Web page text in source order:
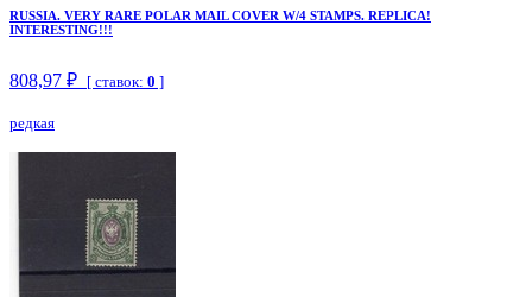
RUSSIA. VERY RARE POLAR MAIL COVER W/4 STAMPS. REPLICA!
INTERESTING!!!
808,97 ₽ [ ставок: 0 ]
редкая